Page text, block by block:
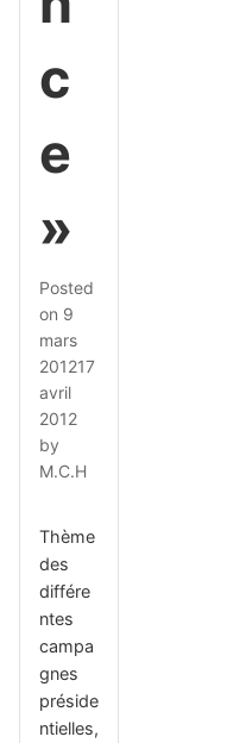
c
e
»
Posted
on 9
mars
201217
avril
2012
by
M.C.H
Thème
des
différe
ntes
campa
gnes
préside
ntielles,